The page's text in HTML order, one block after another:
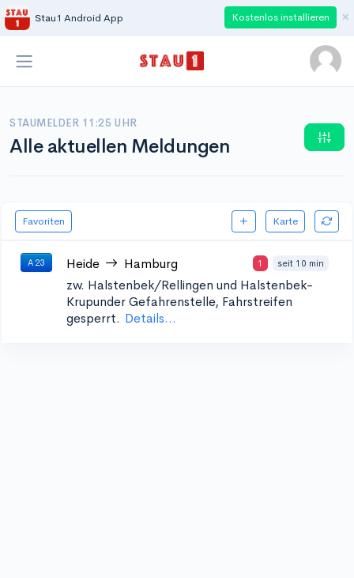
Stau1 Android App Kostenlos installieren ×
STAUMELDER 11:25 UHR
Alle aktuellen Meldungen
Favoriten Karte
A 23 Heide Hamburg 1 seit 10 min
zw. Halstenbek/Rellingen und Halstenbek-
KrupunderGefahrenstelle, Fahrstreifen
gesperrt. Details...